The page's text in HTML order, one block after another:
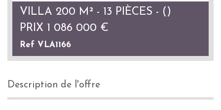
VILLA 200 M² - 13 PIÈCES - ()
PRIX 1 086 000 €
Ref VLA1166
description de l'offre